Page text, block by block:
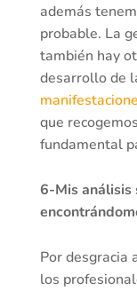
además
probable. La
también hay
desarrollo de
que
fundamental
6-Mis análisis
Por desgracia
los